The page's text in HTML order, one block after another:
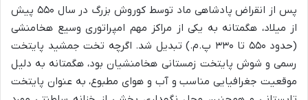
پس از انقراض پادشاهی ماد توسط کوروش بزرگ در سال ۵۵۰ پیش
از میلاد، هگمتانه به یکی از مراکز مهم امپراتوری وسیع هخامنشی
(حدود ۵۵۰ تا ۳۳۰ پ.م.) تبدیل شد. اگرچه تخت جمشید پایتخت
رسمی و شوش پایتخت زمستانی هخامنشیان بود، هگمتانه به دلیل
موقعیت جغرافیایی مناسب و آب و هوای مطبوع، به عنوان پایتخت